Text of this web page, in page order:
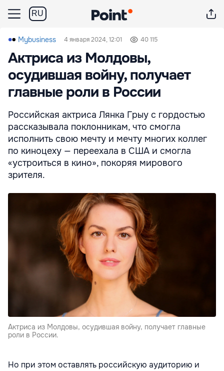
RU
Mybusiness 4 января 2024, 12:01 40 115
Актриса из Молдовы,
осудившая войну, получает
главные роли в России
Российская актриса Лянка Грыу с гордостью
рассказывала поклонникам, что смогла
исполнить свою мечту и мечту многих коллег
по киноцеху — переехала в США и смогла
«устроиться в кино», покоряя мирового
зрителя.
Актриса из Молдовы, осудившая войну, получает главные
роли в России.
Но при этом оставлять российскую аудиторию и